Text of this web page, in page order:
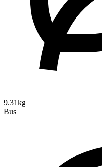
9.31kg
Bus